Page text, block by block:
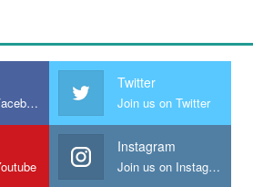
Join us on Facebook
Twitter
Join us on Twitter
Instagram
Join us on Instagram